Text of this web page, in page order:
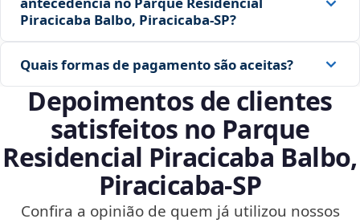
Piracicaba Balbo, Piracicaba‑SP?
Quais formas de pagamento são aceitas?
Depoimentos de clientes
satisfeitos no Parque
Residencial Piracicaba Balbo,
Piracicaba‑SP
Confira a opinião de quem já utilizou nossos